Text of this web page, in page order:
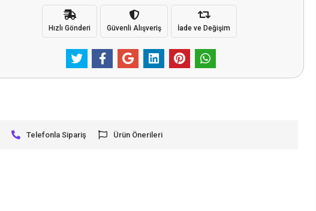
Hızlı Gönderi Güvenli Alışveriş İade ve Değişim
Telefonla Sipariş Ürün Önerileri